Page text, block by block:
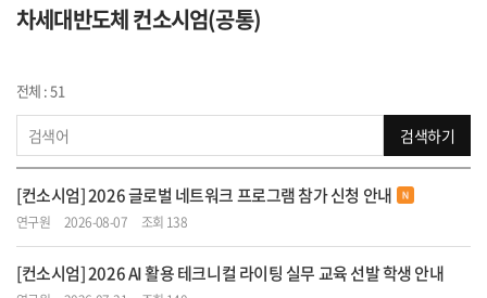
차세대반도체 컨소시엄(공통)
전체 : 51
검색하기
[컨소시엄] 2026 글로벌 네트워크 프로그램 참가 신청 안내
연구원 2026-08-07 조회 138
[컨소시엄] 2026 AI 활용 테크니컬 라이팅 실무 교육 선발 학생 안내